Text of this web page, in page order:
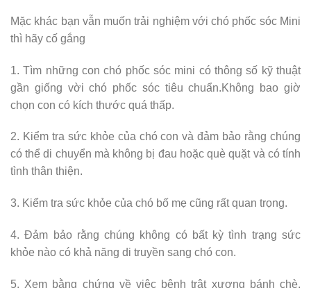
Mặc khác bạn vẫn muốn trải nghiệm với chó phốc sóc Mini
thì hãy cố gắng
1. Tìm những con chó phốc sóc mini có thông số kỹ thuật
gần giống vời chó phốc sóc tiêu chuẩn.Không bao giờ
chọn con có kích thước quá thấp.
2. Kiểm tra sức khỏe của chó con và đảm bảo rằng chúng
có thể di chuyển mà không bị đau hoặc què quặt và có tính
tình thân thiện.
3. Kiểm tra sức khỏe của chó bố mẹ cũng rất quan trọng.
4. Đảm bảo rằng chúng không có bất kỳ tình trạng sức
khỏe nào có khả năng di truyền sang chó con.
5. Xem bằng chứng về việc bệnh trật xương bánh chè,